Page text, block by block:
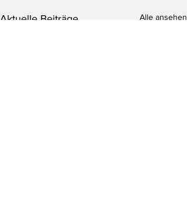
Aktuelle Beiträge Alle ansehen